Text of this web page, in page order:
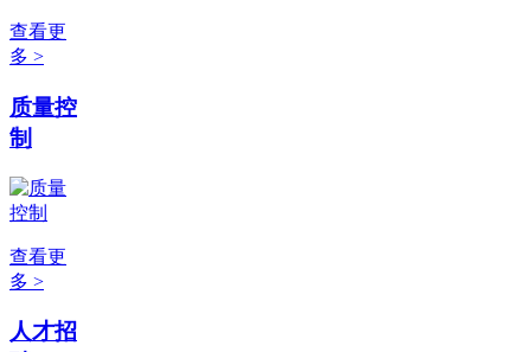
查看更
多 >
质量控
制
查看更
多 >
人才招